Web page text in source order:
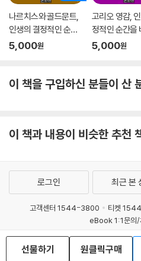
나르치스와 골드문트,
인생의 결정적인 순간
을 바꿀 100책
5,000원
고리오 영감,
정적인 순간을
0책
5,000원
이 책을 구입하신 분들이 산
이 책과 내용이 비슷한 추천
선물하기 원클릭구매
로그인 최근 본
고객센터 1544-3800 티켓
eBook 1:1문의/
예스이십사(주) 사
이용약관
개인정보처리방